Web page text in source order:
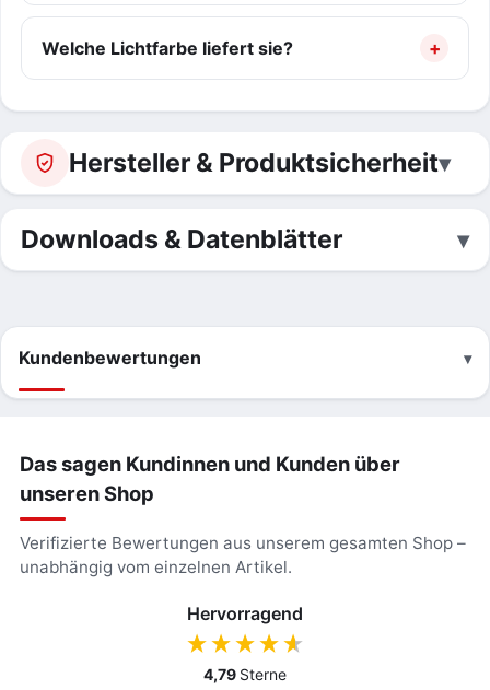
Welche Lichtfarbe liefert sie?
Hersteller & Produktsicherheit
Downloads & Datenblätter
Kundenbewertungen
Das sagen Kundinnen und Kunden über
unseren Shop
Verifizierte Bewertungen aus unserem gesamten Shop –
unabhängig vom einzelnen Artikel.
Hervorragend
4,79 Sterne